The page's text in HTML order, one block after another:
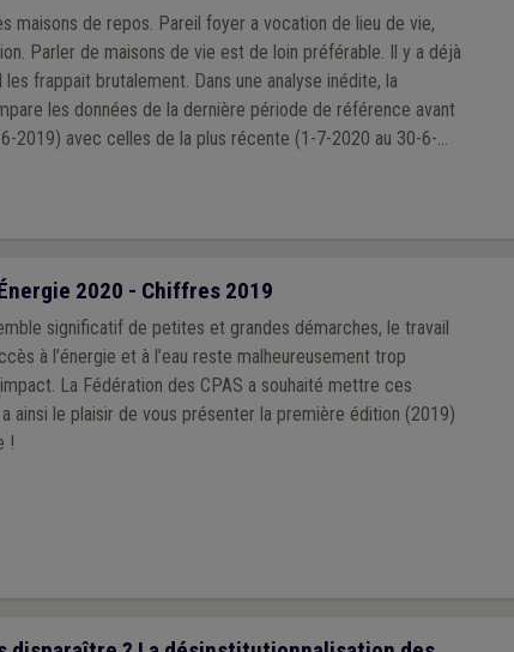
maisons de repos. Pareil foyer a vocation de lieu de vie,
Parler de maisons de vie est de loin préférable. Il y a déjà
les frappait brutalement. Dans une analyse inédite, la
les données de la dernière période de référence avant
2019) avec celles de la plus récente (1-7-2020 au 30-6-
2020 - Chiffres 2019
significatif de petites et grandes démarches, le travail
à l’énergie et à l’eau reste malheureusement trop
La Fédération des CPAS a souhaité mettre ces
ainsi le plaisir de vous présenter la première édition (2019)
!